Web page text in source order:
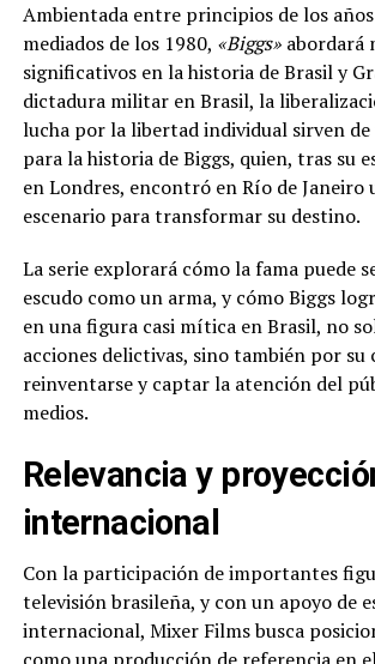
Ambientada entre principios de los
mediados de los 1980, «Biggs»abordará
significativos en la historia de Brasil y
dictadura militar en Brasil, la
lucha por la libertad individual sirven
para la historia de Biggs, quien, tras su
en Londres, encontró en Río de Janeiro
escenario para transformar su destino.
La serie explorará cómo la fama puede
escudo como un arma, y cómo Biggs
en una figura casi mítica en Brasil, no
acciones delictivas, sino también por su
reinventarse y captar la atención del
medios.
Relevancia y
internacional
Con la participación de importantes
televisión brasileña, y con un apoyo de
internacional, Mixer Films busca